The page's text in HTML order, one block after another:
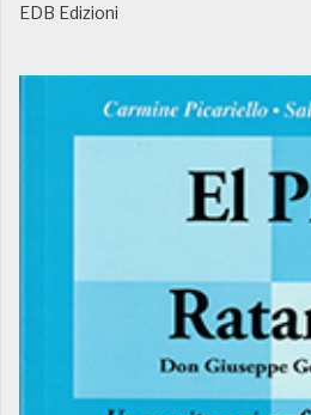
EDB Edizioni